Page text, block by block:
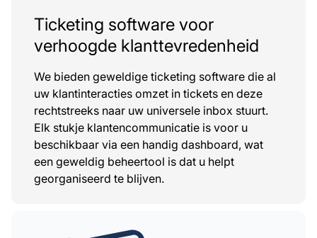
Ticketing software voor
verhoogde klanttevredenheid
We bieden geweldige ticketing software die al
uw klantinteracties omzet in tickets en deze
rechtstreeks naar uw universele inbox stuurt.
Elk stukje klantencommunicatie is voor u
beschikbaar via een handig dashboard, wat
een geweldig beheertool is dat u helpt
georganiseerd te blijven.